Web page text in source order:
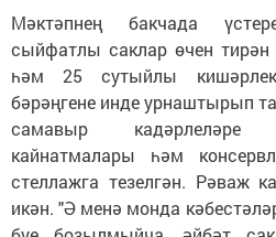
Мәктәпнең бакчада
сыйфатлы саклар өчен
һәм 25 сутыйлы
бәрәңгене инде урнаштырып
самавыр
кайнатмалары һәм
стеллажга тезелгән. Рәваж
икән. "Ә менә монда